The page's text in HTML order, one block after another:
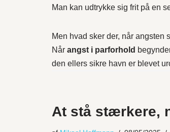
Man kan udtrykke sig frit på en
Men hvad sker der, når angsten
Når angst i parforhold
den ellers sikre havn er blevet
At stå stærkere,